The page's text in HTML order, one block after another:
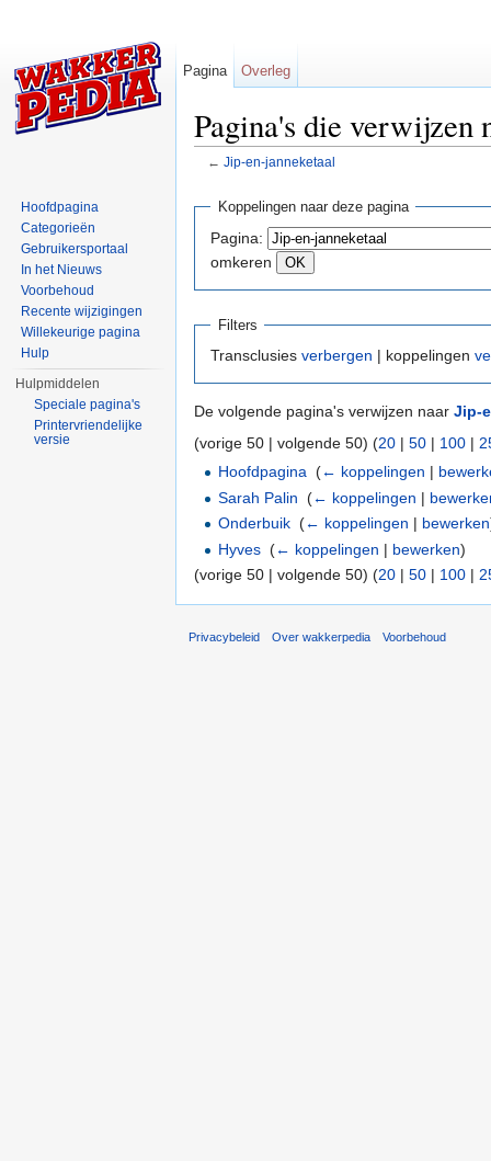
Pagina's die verwijzen
← Jip-en-janneketaal
Koppelingen naar deze pagina
Pagina:
omkeren
Filters
Transclusies verbergen | koppelingen
De volgende pagina's verwijzen naar Jip-
(vorige 50 | volgende 50) (20 | 50 | 100 |
Hoofdpagina (← koppelingen |
Sarah Palin
(← koppelingen |
Onderbuik (← koppelingen | bewerken
Hyves (← koppelingen | bewerken)
(vorige 50 | volgende 50) (20 | 50 | 100 |
Pagina Overleg
Hoofdpagina
Categorieën
Gebruikersportaal
In het Nieuws
Voorbehoud
Recente wijzigingen
Willekeurige pagina
Hulp
Hulpmiddelen
Speciale pagina's
Printervriendelijke
versie
Privacybeleid Over wakkerpedia Voorbehoud